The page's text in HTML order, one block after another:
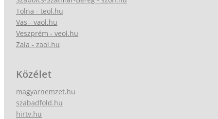
Tolna - teol.hu
Vas - vaol.hu
Veszprém - veol.hu
Zala - zaol.hu
Közélet
magyarnemzet.hu
szabadfold.hu
hirtv.hu